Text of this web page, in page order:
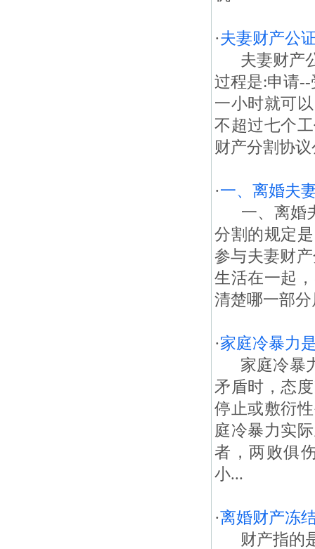
·夫妻财产公
夫妻财产公
过程是:申请
一小时就可
不超过七个
财产分割协
·一、离婚夫
一、离婚夫
分割的规定
参与夫妻财
生活在一起
清楚哪一部
·家庭冷暴力
家庭冷暴力
矛盾时，态
停止或敷衍
庭冷暴力实
者，两败俱
小...
·离婚财产冻
财产指的是